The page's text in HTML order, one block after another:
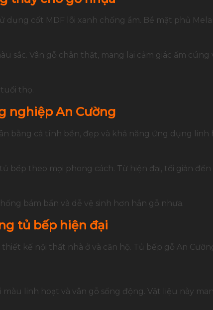
cốt MDF lõi xanh chống ẩm. Bề mặt phủ
sắc. Vân gỗ chân thật, mang lại cảm giác ấm
thọ.
nghiệp An Cường
bằng cả tính bền, đẹp và khả năng ứng dụng linh
bếp theo mọi phong cách. Từ hiện đại, tối giản
bám bẩn và dễ vệ sinh hơn hẳn gỗ nhựa.
tủ bếp hiện đại
kế nội thất nhà ở và căn hộ. Tủ bếp gỗ An
linh hoạt và vân gỗ sống động. Vật liệu này